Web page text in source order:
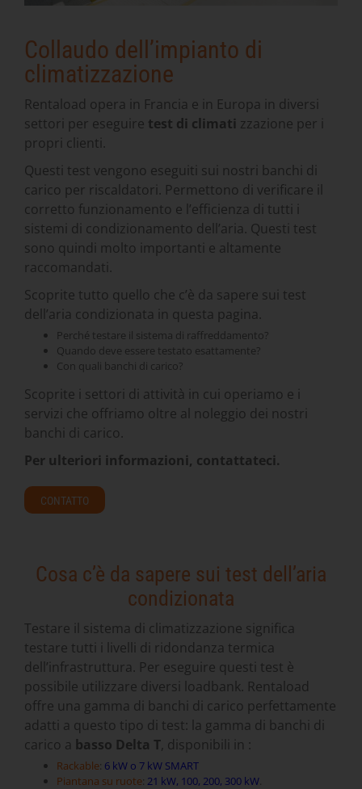
Collaudo dell’impianto di
climatizzazione
Rentaload opera in Francia e in Europa in diversi
settori per eseguire test di climati zzazione per i
propri clienti.
Questi test vengono eseguiti sui nostri banchi di
carico per riscaldatori. Permettono di verificare il
corretto funzionamento e l’efficienza di tutti i
sistemi di condizionamento dell’aria. Questi test
sono quindi molto importanti e altamente
raccomandati.
Scoprite tutto quello che c’è da sapere sui test
dell’aria condizionata in questa pagina.
Perché testare il sistema di raffreddamento?
Quando deve essere testato esattamente?
Con quali banchi di carico?
Scoprite i settori di attività in cui operiamo e i
servizi che offriamo oltre al noleggio dei nostri
banchi di carico.
Per ulteriori informazioni, contattateci.
CONTATTO
Cosa c’è da sapere sui test dell’aria
condizionata
Testare il sistema di climatizzazione significa
testare tutti i livelli di ridondanza termica
dell’infrastruttura. Per eseguire questi test è
possibile utilizzare diversi loadbank. Rentaload
offre una gamma di banchi di carico perfettamente
adatti a questo tipo di test: la gamma di banchi di
carico a basso Delta T, disponibili in :
Rackable: 6 kW o 7 kW SMART
Piantana su ruote: 21 kW, 100, 200, 300 kW.